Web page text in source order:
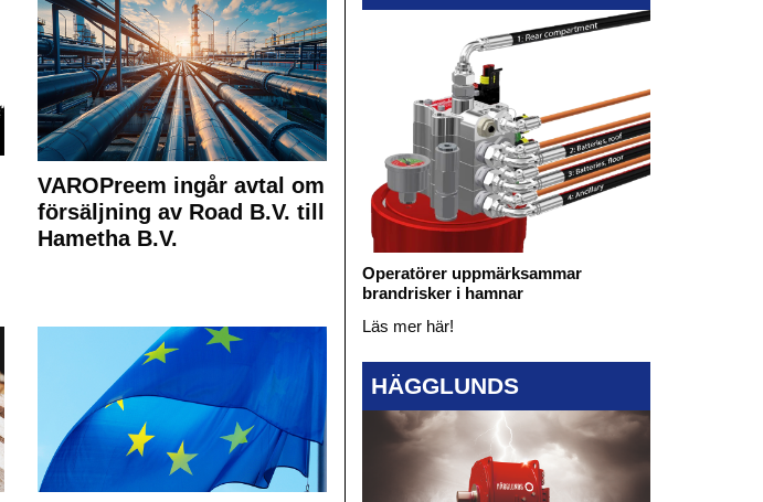
VAROPreem ingår avtal om
försäljning av Road B.V. till
Hametha B.V.
Operatörer uppmärksammar
brandrisker i hamnar
Läs mer här!
HÄGGLUNDS